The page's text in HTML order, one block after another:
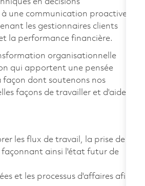
en décisions
une communication proactive,
les gestionnaires clients
la performance financière.
organisationnelle
qui apportent une pensée
dont soutenons nos
façons de travailler et d'aider
les flux de travail, la prise de
ainsi l'état futur de
et les processus d'affaires afin